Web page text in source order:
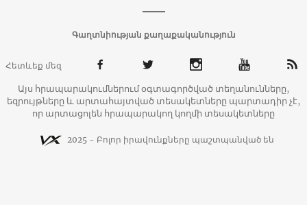
Գաղտնիության քաղաքականություն
Հետևեք մեզ
Այս հրապարակումներում օգտագործված տեղանունները,
եզրույթները և արտահայտված տեսակետները պարտադիր չէ,
որ արտացոլեն հրապարակող կողմի տեսակետները
2025 - Բոլոր իրավունքները պաշտպանված են